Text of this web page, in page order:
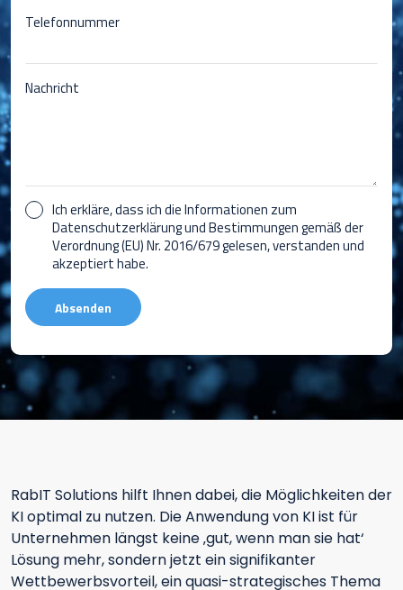
Telefonnummer
Nachricht
Ich erkläre, dass ich die Informationen zum
Datenschutzerklärung und Bestimmungen gemäß der
Verordnung (EU) Nr. 2016/679 gelesen, verstanden und
akzeptiert habe.
RabIT Solutions hilft Ihnen dabei, die Möglichkeiten der
KI optimal zu nutzen. Die Anwendung von KI ist für
Unternehmen längst keine ‚gut, wenn man sie hat‘
Lösung mehr, sondern jetzt ein signifikanter
Wettbewerbsvorteil, ein quasi-strategisches Thema